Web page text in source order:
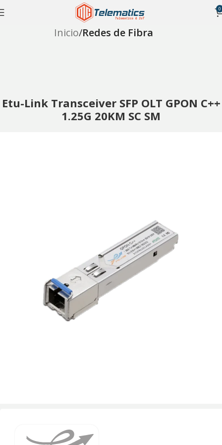
0
Inicio Redes de Fibra
Etu-Link Transceiver SFP OLT GPON C++
1.25G 20KM SC SM